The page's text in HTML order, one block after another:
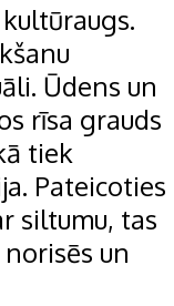
Ūdens un
rīsa grauds
tiek
Pateicoties
siltumu, tas
un